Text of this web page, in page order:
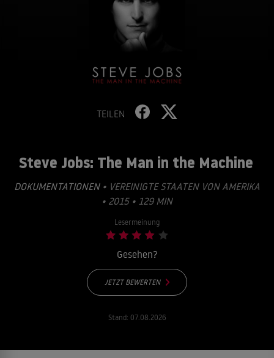
TEILEN
Steve Jobs: The Man in the Machine
DOKUMENTATIONEN• VEREINIGTE STAATEN VON AMERIKA
• 2015 • 129 MIN
Lesermeinung
Gesehen?
JETZT BEWERTEN
Stand: 07.08.2026